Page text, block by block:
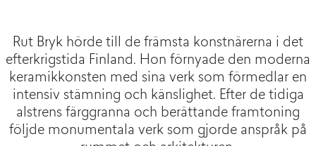
Rut Bryk hörde till de främsta konstnärerna i det
efterkrigstida Finland. Hon förnyade den moderna
keramikkonsten med sina verk som förmedlar en
intensiv stämning och känslighet. Efter de tidiga
alstrens färggranna och berättande framtoning
följde monumentala verk som gjorde anspråk på